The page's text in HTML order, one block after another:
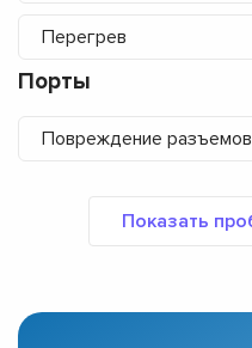
Перегрев
Порты
Повреждение разъемов